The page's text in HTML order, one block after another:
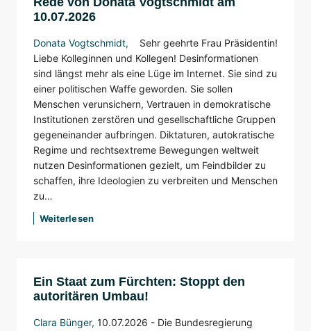
10.07.2026
Donata Vogtschmidt,
Sehr geehrte Frau Präsidentin!
Liebe Kolleginnen und Kollegen! Desinformationen
sind längst mehr als eine Lüge im Internet. Sie sind zu
einer politischen Waffe geworden. Sie sollen
Menschen verunsichern, Vertrauen in demokratische
Institutionen zerstören und gesellschaftliche Gruppen
gegeneinander aufbringen. Diktaturen, autokratische
Regime und rechtsextreme Bewegungen weltweit
nutzen Desinformationen gezielt, um Feindbilder zu
schaffen, ihre Ideologien zu verbreiten und Menschen
zu…
Weiterlesen
Ein Staat zum Fürchten: Stoppt den
autoritären Umbau!
Clara Bünger, 10.07.2026 - Die Bundesregierung